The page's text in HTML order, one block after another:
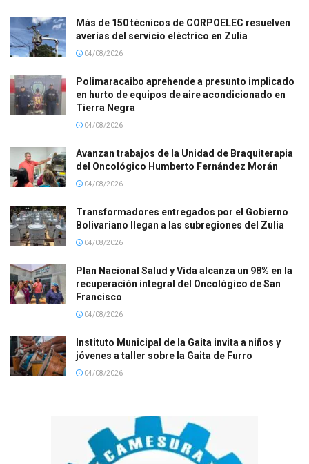
Más de 150 técnicos de CORPOELEC resuelven
averías del servicio eléctrico en Zulia
04/08/2026
Polimaracaibo aprehende a presunto implicado
en hurto de equipos de aire acondicionado en
Tierra Negra
04/08/2026
Avanzan trabajos de la Unidad de Braquiterapia
del Oncológico Humberto Fernández Morán
04/08/2026
Transformadores entregados por el Gobierno
Bolivariano llegan a las subregiones del Zulia
04/08/2026
Plan Nacional Salud y Vida alcanza un 98% en la
recuperación integral del Oncológico de San
Francisco
04/08/2026
Instituto Municipal de la Gaita invita a niños y
jóvenes a taller sobre la Gaita de Furro
04/08/2026